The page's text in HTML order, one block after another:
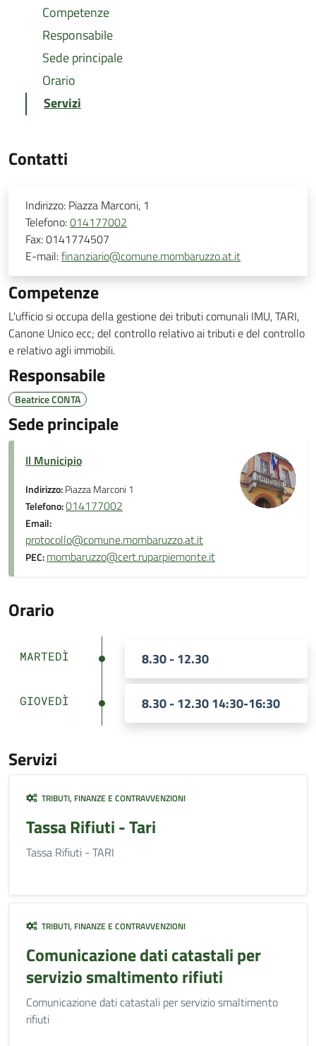
Competenze
Responsabile
Sede principale
Orario
Servizi
Contatti
Indirizzo: Piazza Marconi, 1
Telefono:014177002
Fax:0141774507
E-mail:finanziario@comune.mombaruzzo.at.it
Competenze
L'ufficio si occupa della gestione dei tributi comunali IMU, TARI,
Canone Unico ecc; del controllo relativo ai tributi e del controllo
e relativo agli immobili.
Responsabile
Beatrice CONTA
Sede principale
Il Municipio
Indirizzo:Piazza Marconi 1
Telefono:014177002
Email:
protocollo@comune.mombaruzzo.at.it
PEC:mombaruzzo@cert.ruparpiemonte.it
Orario
MARTEDÌ 8.30 - 12.30
GIOVEDÌ 8.30 - 12.30 14:30-16:30
Servizi
TRIBUTI, FINANZE E CONTRAVVENZIONI
Tassa Rifiuti - Tari
Tassa Rifiuti - TARI
TRIBUTI, FINANZE E CONTRAVVENZIONI
Comunicazione dati catastali per
servizio smaltimento rifiuti
Comunicazione dati catastali per servizio smaltimento
rifiuti